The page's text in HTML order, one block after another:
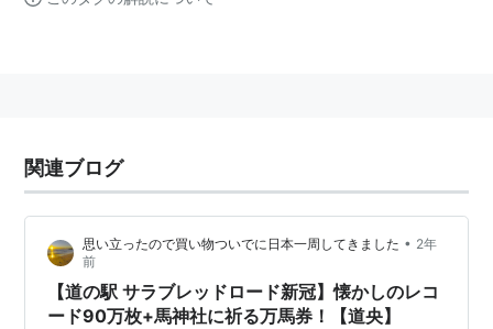
関連ブログ
思い立ったので買い物ついでに日本一周してきました • 2年
前
【道の駅 サラブレッドロード新冠】懐かしのレコ
ード90万枚+馬神社に祈る万馬券！【道央】